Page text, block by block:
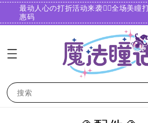
最动人心の打折活动来袭❤️‍🔥全场美瞳
惠码️
搜索